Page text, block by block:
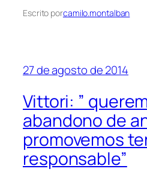
Escrito porcamilo.montalban
27 de agosto de 2014
Vittori: ”
abandono de
promovemos
responsable”